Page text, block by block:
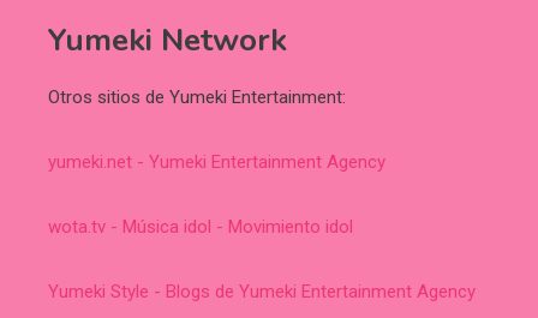
Yumeki Network
Otros sitios de Yumeki Entertainment:
yumeki.net - Yumeki Entertainment Agency
wota.tv - Música idol - Movimiento idol
Yumeki Style - Blogs de Yumeki Entertainment Agency